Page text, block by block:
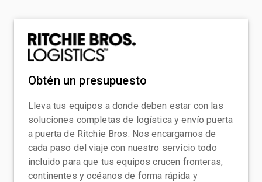
Obtén un presupuesto
Lleva tus equipos a donde deben estar con las
soluciones completas de logística y envío puerta
a puerta de Ritchie Bros. Nos encargamos de
cada paso del viaje con nuestro servicio todo
incluido para que tus equipos crucen fronteras,
continentes y océanos de forma rápida y